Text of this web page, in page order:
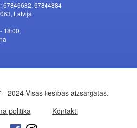
67846682, 67844884
Latvija
18:00,
- 2024 Visas tiesības aizsargātas.
politika
Kontakti